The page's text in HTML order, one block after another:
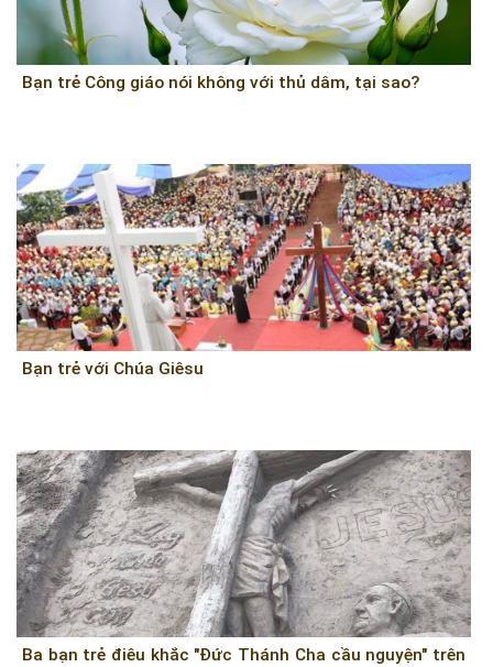
Bạn trẻ Công giáo nói không với thủ dâm, tại sao?
Bạn trẻ với Chúa Giêsu
Ba bạn trẻ điêu khắc "Đức Thánh Cha cầu nguyện" trên